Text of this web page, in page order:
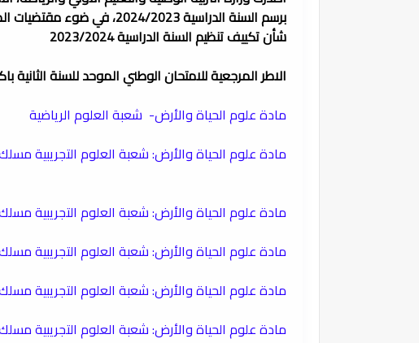
شأن تكييف تنظيم السنة الدراسية 2023/2024
الاطر المرجعية للامتحان الوطني الموحد للسنة الثانية
مادة علوم الحياة والأرض- شعبة العلوم الرياضية
مادة علوم الحياة والأرض: شعبة العلوم التجريبية
​مادة علوم الحياة والأرض: شعبة العلوم التجريبية
​مادة علوم الحياة والأرض: شعبة العلوم التجريبية
​مادة علوم الحياة والأرض: شعبة العلوم التجريبية مسلك
​مادة علوم الحياة والأرض: شعبة العلوم التجريبية مسلك